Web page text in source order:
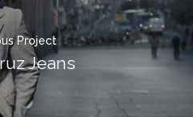
Project
Jeans